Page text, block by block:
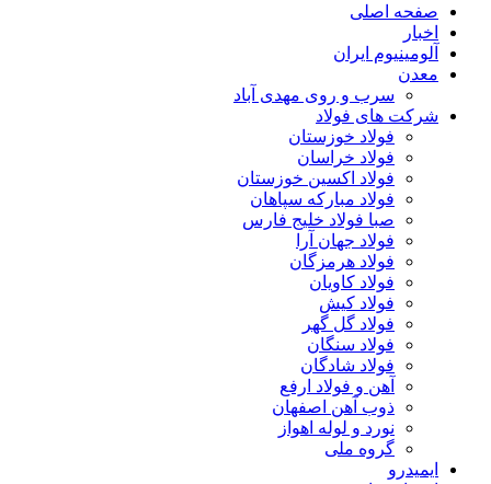
صفحه اصلی
اخبار
آلومینیوم ایران
معدن
سرب و روی مهدی آباد
شرکت های فولاد
فولاد خوزستان
فولاد خراسان
فولاد اکسین خوزستان
فولاد مبارکه سپاهان
صبا فولاد خلیج فارس
فولاد جهان آرا
فولاد هرمزگان
فولاد کاویان
فولاد کیش
فولاد گل گهر
فولاد سنگان
فولاد شادگان
آهن و فولاد ارفع
ذوب آهن اصفهان
نورد و لوله اهواز
گروه ملی
ایمیدرو